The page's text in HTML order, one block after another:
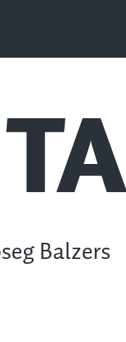
Balzers